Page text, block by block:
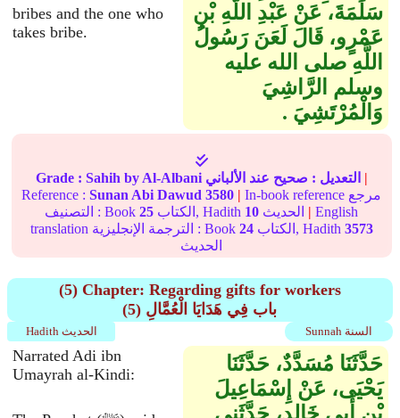
bribes and the one who
takes bribe.
سَلَمَةَ، عَنْ عَبْدِ اللَّهِ بْنِ
عَمْرٍو، قَالَ لَعَنَ رَسُولُ
اللَّهِ صلى الله عليه
وسلم الرَّاشِيَ
وَالْمُرْتَشِيَ ‏.‏
Grade : Sahih by Al-Albani التعديل : صحيح عند الألباني
|
Reference :Sunan Abi Dawud 3580 | In-book reference مرجع
التصنيف : Book25 الكتاب, Hadith 10 | English
translation الترجمة الإنجليزية : Book 24 الكتاب, Hadith 3573
الحديث
(5) Chapter: Regarding gifts for workers
(5) باب فِي هَدَايَا الْعُمَّالِ
Sunnah السنة Hadith الحديث
Narrated Adi ibn
Umayrah al-Kindi:
حَدَّثَنَا مُسَدَّدٌ، حَدَّثَنَا
يَحْيَى، عَنْ إِسْمَاعِيلَ